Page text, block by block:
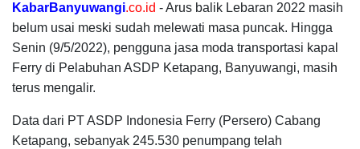
KabarBanyuwangi.co.id - Arus balik Lebaran 2022 masih
belum usai meski sudah melewati masa puncak. Hingga
Senin (9/5/2022), pengguna jasa moda transportasi kapal
Ferry di Pelabuhan ASDP Ketapang, Banyuwangi, masih
terus mengalir.
Data dari PT ASDP Indonesia Ferry (Persero) Cabang
Ketapang, sebanyak 245.530 penumpang telah